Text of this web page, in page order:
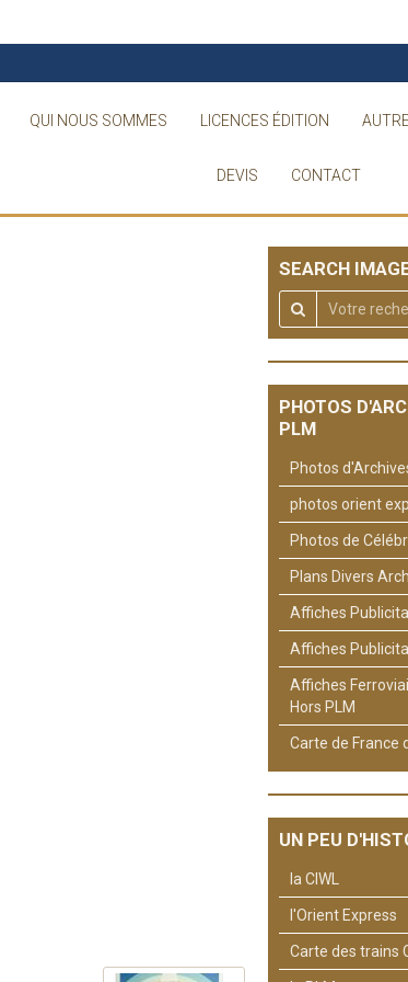
QUI NOUS SOMMES LICENCES ÉDITION
DEVIS CONTACT
SEARCH
PHOTOS
PLM
Photos d'Archives
photos orient
Photos de
Plans Divers
Affiches
Affiches
Affiches
Hors PLM
Carte de France
UN PEU
la CIWL
l'Orient Express
Carte des trains